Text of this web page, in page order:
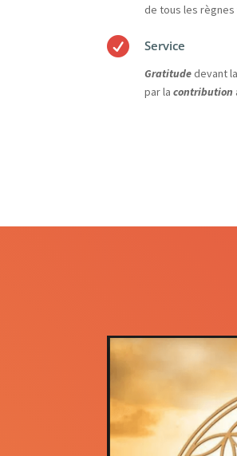
de tous les règnes
 Service
Gratitudedevant
par lacontribution